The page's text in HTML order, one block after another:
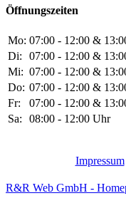
Öffnungszeiten
Mo: 07:00 - 12:00 &
Di:
07:00 - 12:00 &
Mi: 07:00 - 12:00 &
Do: 07:00 - 12:00 &
Fr:
07:00 - 12:00 &
Sa:
08:00 - 12:00 Uhr
Impressum
R&R Web GmbH -